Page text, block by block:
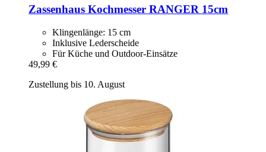
Zassenhaus Kochmesser RANGER 15cm
Klingenlänge: 15 cm
Inklusive Lederscheide
Für Küche und Outdoor-Einsätze
49,99 €
Zustellung bis 10. August